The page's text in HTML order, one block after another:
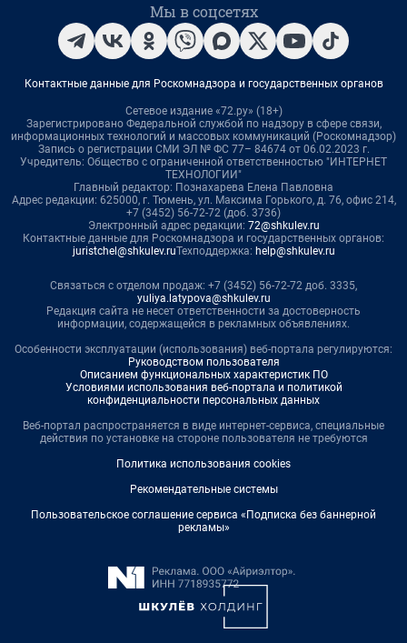
Мы в соцсетях
Контактные данные для Роскомнадзора и государственных органов
Сетевое издание «72.ру» (18+)
Зарегистрировано Федеральной службой по надзору в сфере связи,
информационных технологий и массовых коммуникаций (Роскомнадзор)
Запись о регистрации СМИ ЭЛ № ФС 77– 84674 от 06.02.2023 г.
Учредитель: Общество с ограниченной ответственностью "ИНТЕРНЕТ
ТЕХНОЛОГИИ"
Главный редактор: Познахарева Елена Павловна
Адрес редакции: 625000, г. Тюмень, ул. Максима Горького, д. 76, офис 214,
+7 (3452) 56-72-72 (доб. 3736)
Электронный адрес редакции: 72@shkulev.ru
Контактные данные для Роскомнадзора и государственных органов:
juristchel@shkulev.ruТехподдержка: help@shkulev.ru
Связаться с отделом продаж: +7 (3452) 56-72-72 доб. 3335,
yuliya.latypova@shkulev.ru
Редакция сайта не несет ответственности за достоверность
информации, содержащейся в рекламных объявлениях.
Особенности эксплуатации (использования) веб-портала регулируются:
Руководством пользователя
Описанием функциональных характеристик ПО
Условиями использования веб-портала и политикой
конфиденциальности персональных данных
Веб-портал распространяется в виде интернет-сервиса, специальные
действия по установке на стороне пользователя не требуются
Политика использования cookies
Рекомендательные системы
Пользовательское соглашение сервиса «Подписка без баннерной
рекламы»